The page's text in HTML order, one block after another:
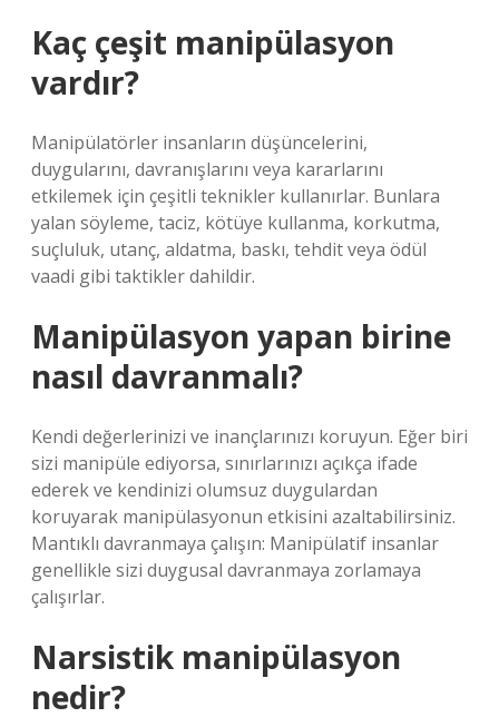
Kaç çeşit manipülasyon
vardır?
Manipülatörler insanların düşüncelerini,
duygularını, davranışlarını veya kararlarını
etkilemek için çeşitli teknikler kullanırlar. Bunlara
yalan söyleme, taciz, kötüye kullanma, korkutma,
suçluluk, utanç, aldatma, baskı, tehdit veya ödül
vaadi gibi taktikler dahildir.
Manipülasyon yapan birine
nasıl davranmalı?
Kendi değerlerinizi ve inançlarınızı koruyun. Eğer biri
sizi manipüle ediyorsa, sınırlarınızı açıkça ifade
ederek ve kendinizi olumsuz duygulardan
koruyarak manipülasyonun etkisini azaltabilirsiniz.
Mantıklı davranmaya çalışın: Manipülatif insanlar
genellikle sizi duygusal davranmaya zorlamaya
çalışırlar.
Narsistik manipülasyon
nedir?